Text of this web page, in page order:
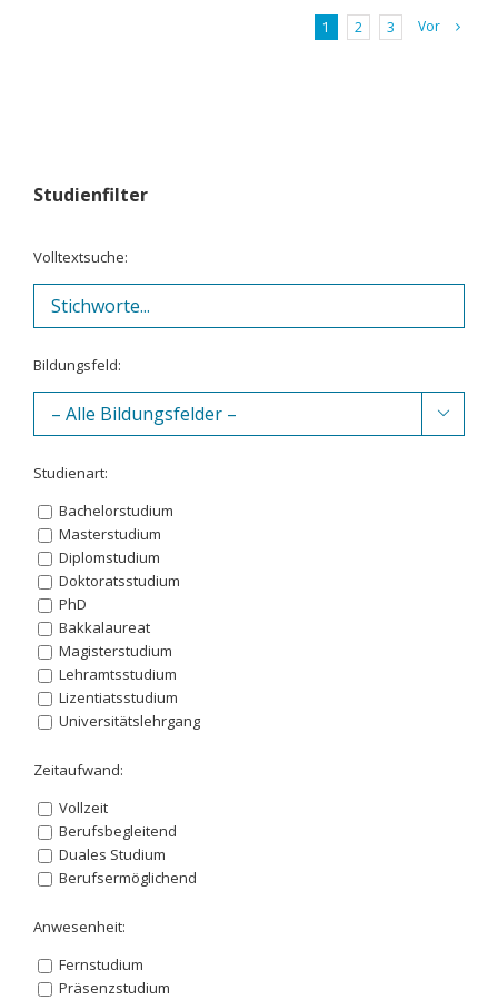
1 2 3 Vor
Studienfilter
Volltextsuche:
Bildungsfeld:

Studienart:
Bachelorstudium
Masterstudium
Diplomstudium
Doktoratsstudium
PhD
Bakkalaureat
Magisterstudium
Lehramtsstudium
Lizentiatsstudium
Universitätslehrgang
Zeitaufwand:
Vollzeit
Berufsbegleitend
Duales Studium
Berufsermöglichend
Anwesenheit:
Fernstudium
Präsenzstudium